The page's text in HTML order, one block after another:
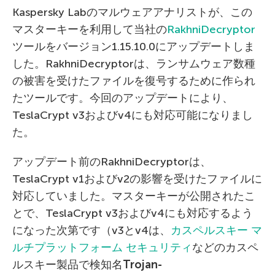
Kaspersky Labのマルウェアアナリストが、この
マスターキーを利用して当社のRakhniDecryptor
ツールをバージョン1.15.10.0にアップデートしま
した。RakhniDecryptorは、ランサムウェア数種
の被害を受けたファイルを復号するために作られ
たツールです。今回のアップデートにより、
TeslaCrypt v3およびv4にも対応可能になりまし
た。
アップデート前のRakhniDecryptorは、
TeslaCrypt v1およびv2の影響を受けたファイルに
対応していました。マスターキーが公開されたこ
とで、TeslaCrypt v3およびv4にも対応するよう
になった次第です（v3とv4は、 カスペルスキー マ
ルチプラットフォーム セキュリティなどのカスペ
ルスキー製品で検知名Trojan-